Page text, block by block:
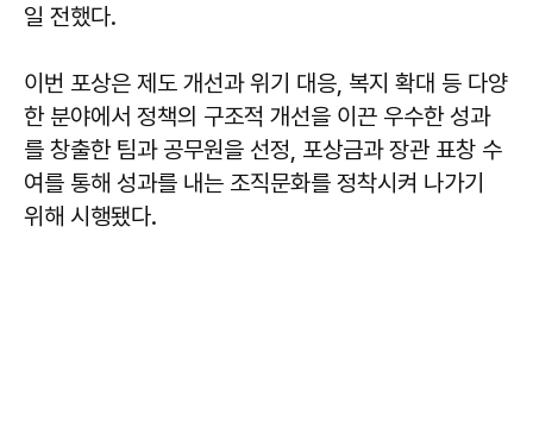
일 전했다.
이번 포상은 제도 개선과 위기 대응, 복지 확대 등 다양
한 분야에서 정책의 구조적 개선을 이끈 우수한 성과
를 창출한 팀과 공무원을 선정, 포상금과 장관 표창 수
여를 통해 성과를 내는 조직문화를 정착시켜 나가기
위해 시행됐다.